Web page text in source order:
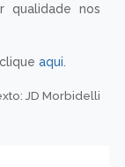
qualidade nos
aqui
JD Morbidelli